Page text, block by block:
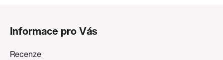
Informace pro Vás
Recenze